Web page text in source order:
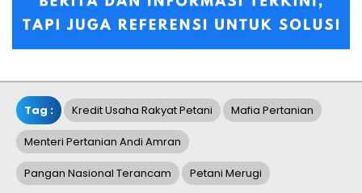
Tag : Kredit Usaha Rakyat Petani Mafia Pertanian
Menteri Pertanian Andi Amran
Pangan Nasional Terancam Petani Merugi